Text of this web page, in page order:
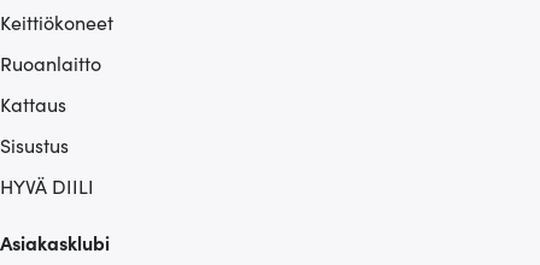
Keittiökoneet
Ruoanlaitto
Kattaus
Sisustus
HYVÄ DIILI
Asiakasklubi